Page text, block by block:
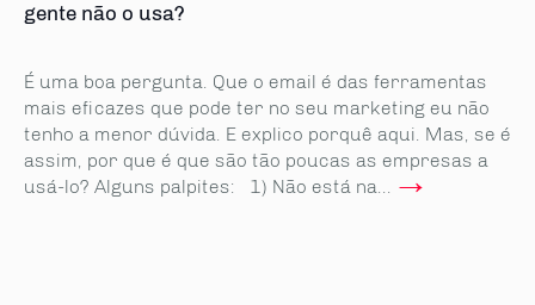
gente não o usa?
É uma boa pergunta. Que o email é das ferramentas
mais eficazes que pode ter no seu marketing eu não
tenho a menor dúvida. E explico porquê aqui. Mas, se é
assim, por que é que são tão poucas as empresas a
usá-lo? Alguns palpites: 1) Não está na... →